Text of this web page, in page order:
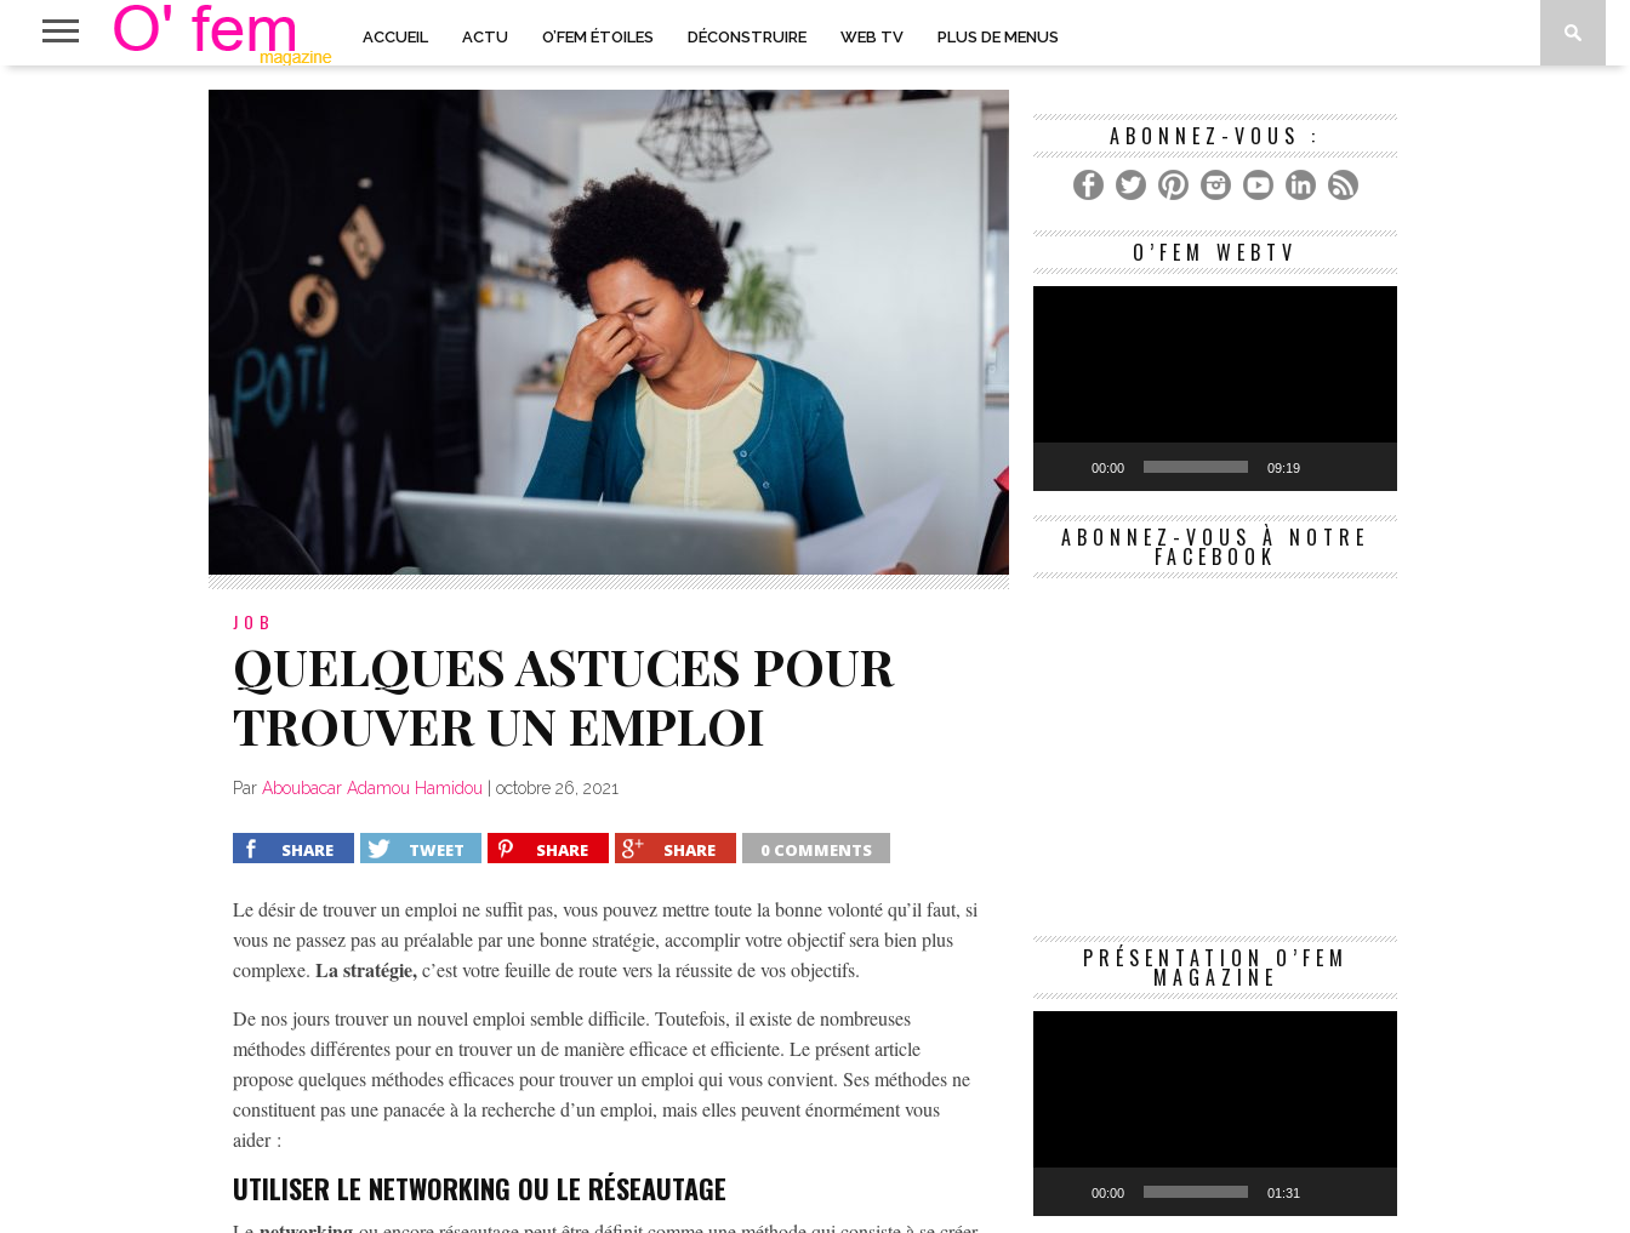
ACCUEIL ACTU O’FEM ÉTOILES DÉCONSTRUIRE WEB TV PLUS DE MENUS
JOB
QUELQUES ASTUCES POUR
TROUVER UN EMPLOI
Par Aboubacar Adamou Hamidou octobre 26, 2021
SHARE TWEET SHARE SHARE 0 COMMENTS
Le désir de trouver un emploi ne suffit pas, vous pouvez mettre toute la bonne volonté qu’il faut, si
vous ne passez pas au préalable par une bonne stratégie, accomplir votre objectif sera bien plus
complexe. La stratégie,c’est votre feuille de route vers la réussite de vos objectifs.
De nos jours trouver un nouvel emploi semble difficile. Toutefois, il existe de nombreuses
méthodes différentes pour en trouver un de manière efficace et efficiente. Le présent article
propose quelques méthodes efficaces pour trouver un emploi qui vous convient. Ses méthodes ne
constituent pas une panacée à la recherche d’un emploi, mais elles peuvent énormément vous
aider :
UTILISER LE NETWORKING OU LE RÉSEAUTAGE
ABONNEZ-VOUS :
O’FEM WEBTV
Lecteur
00:00 09:19
ABONNEZ-VOUS À NOTRE
FACEBOOK
PRÉSENTATION O’FEM
MAGAZINE
Lecteur
00:00 01:31